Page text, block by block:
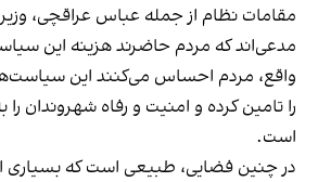
مقامات نظام از جمله عباس عراقچی، وزیر
مدعی‌اند که مردم حاضرند هزینه این
واقع، مردم احساس می‌کنند این
را تامین کرده و امنیت و رفاه شهروندان
است.
در چنین فضایی، طبیعی است که بسیاری